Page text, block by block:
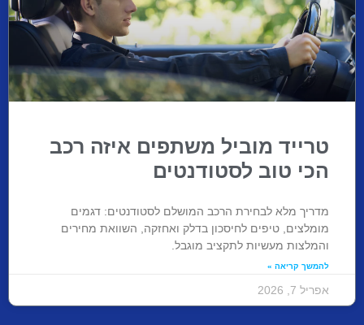
טרייד מוביל משתפים איזה רכב
הכי טוב לסטודנטים
מדריך מלא לבחירת הרכב המושלם לסטודנטים: דגמים
מומלצים, טיפים לחיסכון בדלק ואחזקה, השוואת מחירים
והמלצות מעשיות לתקציב מוגבל.
להמשך קריאה »
אפריל 7, 2026